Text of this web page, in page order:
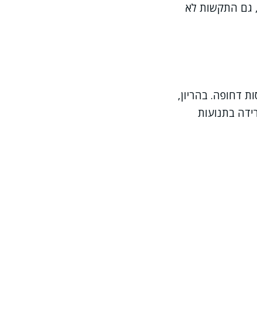
גם התקשות לא
דחופה. בהריון,
בתנועות